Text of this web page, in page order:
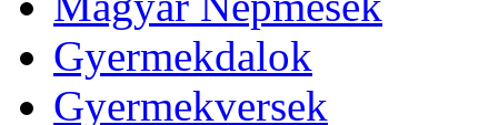
Gyermekdalok
Gyermekversek